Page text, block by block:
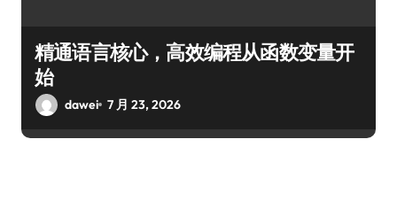
精通语言核心，高效编程从函数变量开
始
dawei 7 月 23, 2026